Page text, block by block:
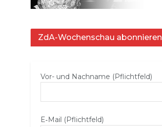
ZdA-Wochenschau abonnieren
Vor- und Nachname (Pflichtfeld)
E‑Mail (Pflichtfeld)